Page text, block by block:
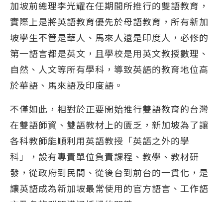
加坡前總理李光耀在任期間所推行的雙語教育，
實際上是將英語教育優先於母語教育，所有新加
坡學生不管是華人、馬來人還是印度人，必修的
第一語言都是英文，且學校是用英文教授數理、
自然、人文等所有學科，導致英語的教育地位高
於華語、馬來語及印度語。
不僅如此，相對於正要開始推行雙語教育的台灣
在雙語師資、雙語教材上的匱乏，新加坡為了讓
各科教師能順利用英語教授「英語之外的學
科」，設有專責單位負責課程、教學、教材研
發，從政府到民間、從後台到前台的一貫化，是
讓英語成為新加坡最常使用的官方語言、工作語